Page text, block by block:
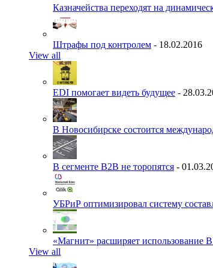
Казначейства переходят на
Штрафы под контролем - 18.02.2016
View all
EDI помогает видеть будущее -
В Новосибирске состоится
В сегменте B2B не торопятся -
УБРиР оптимизировал систему
«Магнит» расширяет использование
View all